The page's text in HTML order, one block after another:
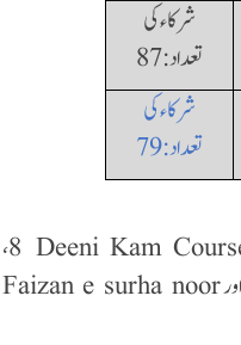
شرکاء کی
تعداد: 87
شرکاء کی
تعداد:79
Deeni Kam 8،
اورFaizan e surha noor